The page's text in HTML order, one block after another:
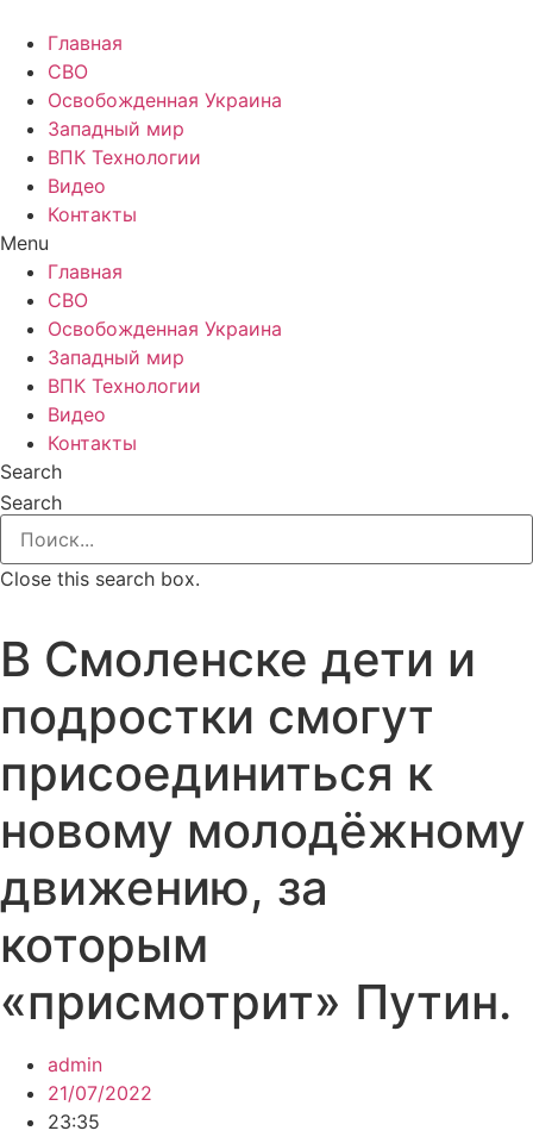
Главная
СВО
Освобожденная Украина
Западный мир
ВПК Технологии
Видео
Контакты
Menu
Главная
СВО
Освобожденная Украина
Западный мир
ВПК Технологии
Видео
Контакты
Search
Search
Close this search box.
В Смоленске дети и
подростки смогут
присоединиться к
новому молодёжному
движению, за
которым
«присмотрит» Путин.
admin
21/07/2022
23:35